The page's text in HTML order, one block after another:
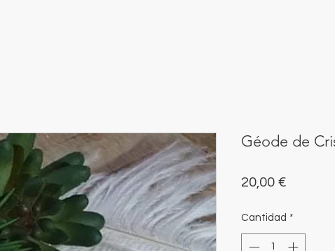
Géode de
20,00 €Precio
Cantidad *